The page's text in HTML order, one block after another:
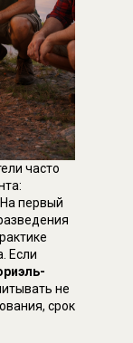
часто
первый
Если
не
срок